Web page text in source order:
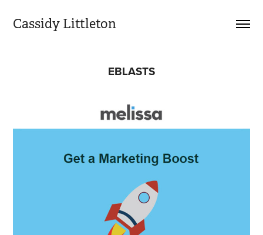
Cassidy Littleton
EBLASTS